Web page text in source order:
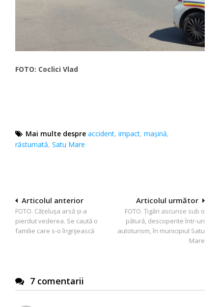
FOTO: Coclici Vlad
Mai multe despre accident,impact,mașină,
răsturnată,Satu Mare
Navigare
în
articole
Articolul următor
FOTO. Țigări ascunse sub o
pătură, descoperite într-un
autoturism, în municipiul Satu
Mare
Articolul anterior
FOTO. Cățelușa arsă și-a
pierdut vederea. Se caută o
familie care s-o îngrijească
7 comentarii